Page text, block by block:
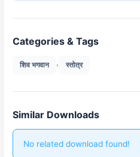
Categories & Tags
शिव भगवान , स्तोत्र
Similar Downloads
No related download found!